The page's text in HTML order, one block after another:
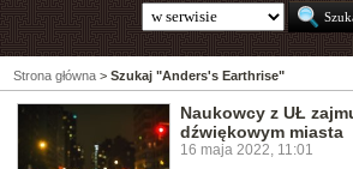
Strona główna > Szukaj "Anders's Earthrise"
Naukowcy z UŁ
dźwiękowym miasta
16 maja 2022, 11:01